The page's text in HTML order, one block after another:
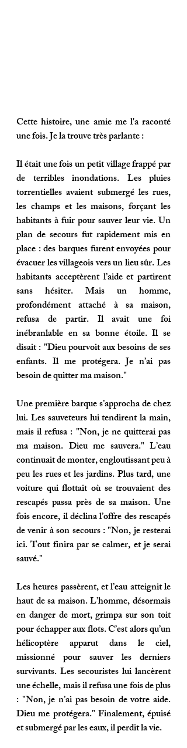
Cette histoire, une amie me l'a raconté
une fois. Je la trouve très parlante :
Il était une fois un petit village frappé par
de terribles inondations. Les pluies
torrentielles avaient submergé les rues,
les champs et les maisons, forçant les
habitants à fuir pour sauver leur vie. Un
plan de secours fut rapidement mis en
place : des barques furent envoyées pour
évacuer les villageois vers un lieu sûr. Les
habitants acceptèrent l’aide et partirent
sans hésiter. Mais un homme,
profondément attaché à sa maison,
refusa de partir. Il avait une foi
inébranlable en sa bonne étoile. Il se
disait : "Dieu pourvoit aux besoins de ses
enfants. Il me protégera. Je n’ai pas
besoin de quitter ma maison."
Une première barque s’approcha de chez
lui. Les sauveteurs lui tendirent la main,
mais il refusa : "Non, je ne quitterai pas
ma maison. Dieu me sauvera." L’eau
continuait de monter, engloutissant peu à
peu les rues et les jardins. Plus tard, une
voiture qui flottait où se trouvaient des
rescapés passa près de sa maison. Une
fois encore, il déclina l’offre des rescapés
de venir à son secours : "Non, je resterai
ici. Tout finira par se calmer, et je serai
sauvé."
Les heures passèrent, et l’eau atteignit le
haut de sa maison. L’homme, désormais
en danger de mort, grimpa sur son toit
pour échapper aux flots. C’est alors qu’un
hélicoptère apparut dans le ciel,
missionné pour sauver les derniers
survivants. Les secouristes lui lancèrent
une échelle, mais il refusa une fois de plus
: "Non, je n’ai pas besoin de votre aide.
Dieu me protégera." Finalement, épuisé
et submergé par les eaux, il perdit la vie.